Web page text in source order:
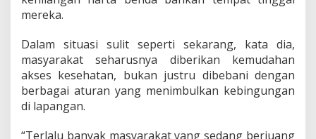
a
P
e
r
g
u
K
mereka.
Dalam situasi sulit seperti sekarang, kata dia,
masyarakat seharusnya diberikan kemudahan
akses kesehatan, bukan justru dibebani dengan
berbagai aturan yang menimbulkan kebingungan
di lapangan.
“Terlalu banyak masyarakat yang sedang berjuang